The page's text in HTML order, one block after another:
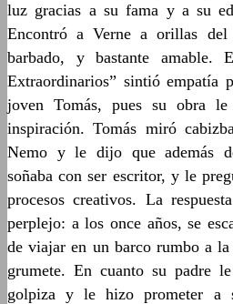
luz gracias a su fama y a su
Encontró a Verne a orillas
barbado, y bastante amable.
Extraordinarios” sintió empatía
joven Tomás, pues su obra
inspiración. Tomás miró
Nemo y le dijo que además
soñaba con ser escritor, y le
procesos creativos. La
perplejo: a los once años, se
de viajar en un barco rumbo a
grumete. En cuanto su padre
golpiza y le hizo prometer a